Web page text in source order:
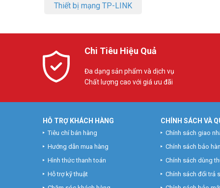
Thiết bị mạng TP-LINK
Chi Tiêu Hiệu Quả
Đa dạng sản phẩm và dịch vụ
Chất lượng cao với giá ưu đãi
HỖ TRỢ KHÁCH HÀNG
Tiêu chí bán hàng
Hướng dẫn mua hàng
Hình thức thanh toán
Hỗ trợ kỹ thuật
CHÍNH SÁCH VÀ
Chính sách giao
Chính sách bảo
Chính sách dùng
Chính sách đổi trả